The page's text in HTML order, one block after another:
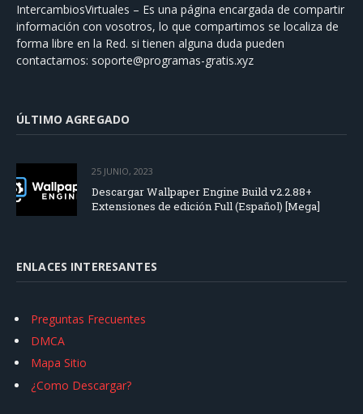
IntercambiosVirtuales – Es una página encargada de compartir
información con vosotros, lo que compartimos se localiza de
forma libre en la Red. si tienen alguna duda pueden
contactarnos: soporte@programas-gratis.xyz
ÚLTIMO AGREGADO
25 JUNIO, 2023
Descargar Wallpaper Engine Build v2.2.88+
Extensiones de edición Full (Español) [Mega]
ENLACES INTERESANTES
Preguntas Frecuentes
DMCA
Mapa Sitio
¿Como Descargar?